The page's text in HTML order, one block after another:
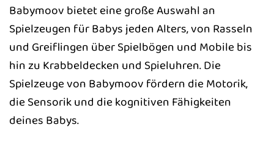
Babymoov bietet eine große Auswahl an
Spielzeugen für Babys jeden Alters, von Rasseln
und Greiflingen über Spielbögen und Mobile bis
hin zu Krabbeldecken und Spieluhren. Die
Spielzeuge von Babymoov fördern die Motorik,
die Sensorik und die kognitiven Fähigkeiten
deines Babys.